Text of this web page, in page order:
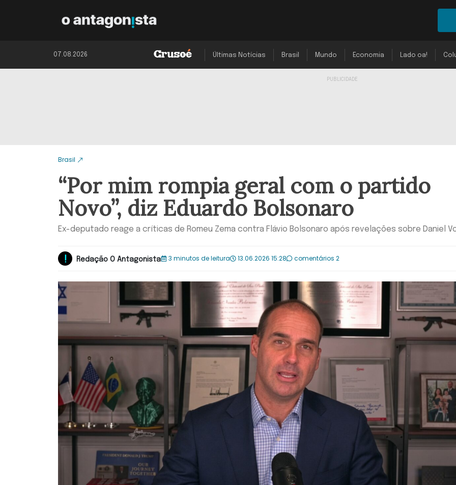
07.08.2026 Últimas Notícias Brasil Mundo Economia Lado oa!
Brasil
“Por mim rompia geral com o partido
Novo”, diz Eduardo Bolsonaro
Ex-deputado reage a críticas de Romeu Zema contra Flávio Bolsonaro após revelações sobre Daniel
Redação O Antagonista 3 minutos de leitura 13.06.2026 15:28 comentários 2